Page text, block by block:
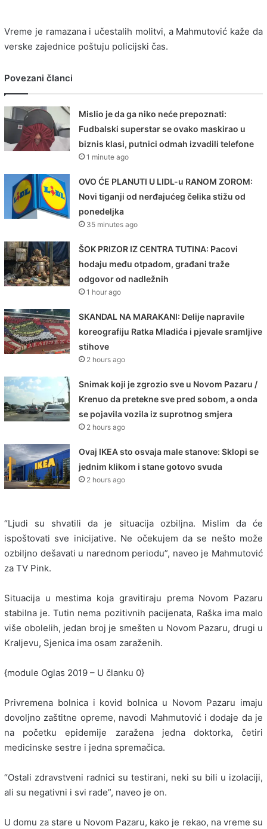
Vreme je ramazana i učestalih molitvi, a Mahmutović kaže da
verske zajednice poštuju policijski čas.
Povezani članci
Mislio je da ga niko neće prepoznati:
Fudbalski superstar se ovako maskirao u
biznis klasi, putnici odmah izvadili telefone
1 minute ago
OVO ĆE PLANUTI U LIDL-u RANOM ZOROM:
Novi tiganji od nerđajućeg čelika stižu od
ponedeljka
35 minutes ago
ŠOK PRIZOR IZ CENTRA TUTINA: Pacovi
hodaju među otpadom, građani traže
odgovor od nadležnih
1 hour ago
SKANDAL NA MARAKANI: Delije napravile
koreografiju Ratka Mladića i pjevale sramljive
stihove
2 hours ago
Snimak koji je zgrozio sve u Novom Pazaru /
Krenuo da pretekne sve pred sobom, a onda
se pojavila vozila iz suprotnog smjera
2 hours ago
Ovaj IKEA sto osvaja male stanove: Sklopi se
jednim klikom i stane gotovo svuda
2 hours ago
“Ljudi su shvatili da je situacija ozbiljna. Mislim da će
ispoštovati sve inicijative. Ne očekujem da se nešto može
ozbiljno dešavati u narednom periodu”, naveo je Mahmutović
za TV Pink.
Situacija u mestima koja gravitiraju prema Novom Pazaru
stabilna je. Tutin nema pozitivnih pacijenata, Raška ima malo
više obolelih, jedan broj je smešten u Novom Pazaru, drugi u
Kraljevu, Sjenica ima osam zaraženih.
{module Oglas 2019 – U članku 0}
Privremena bolnica i kovid bolnica u Novom Pazaru imaju
dovoljno zaštitne opreme, navodi Mahmutović i dodaje da je
na početku epidemije zaražena jedna doktorka, četiri
medicinske sestre i jedna spremačica.
“Ostali zdravstveni radnici su testirani, neki su bili u izolaciji,
ali su negativni i svi rade”, naveo je on.
U domu za stare u Novom Pazaru, kako je rekao, na vreme su